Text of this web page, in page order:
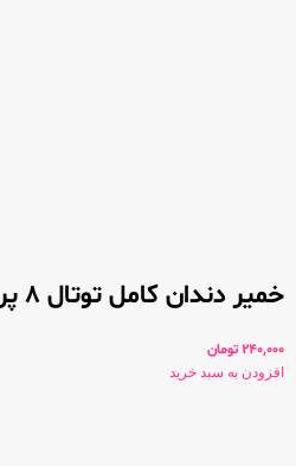
خمیر دندان کامل توتال 8 پرو اکتیو میسویک
240,000 تومان
افزودن به سبد خرید